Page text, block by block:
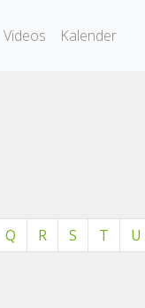
Videos Kalender
Q R S T U